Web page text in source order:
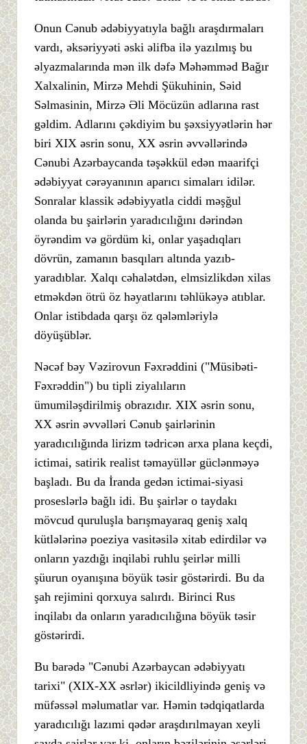
Onun Cənub ədəbiyyatıyla bağlı araşdırmaları
vardı, əksəriyyəti əski əlifba ilə yazılmış bu
əlyazmalarında mən ilk dəfə Məhəmməd Bağır
Xalxalinin, Mirzə Mehdi Şükuhinin, Səid
Səlmasinin, Mirzə Əli Möcüzün adlarına rast
gəldim. Adlarını çəkdiyim bu şəxsiyyətlərin hər
biri XIX əsrin sonu, XX əsrin əvvəllərində
Cənubi Azərbaycanda təşəkkül edən maarifçi
ədəbiyyat cərəyanının aparıcı simaları idilər.
Sonralar klassik ədəbiyyatla ciddi məşğul
olanda bu şairlərin yaradıcılığını dərindən
öyrəndim və gördüm ki, onlar yaşadıqları
dövrün, zamanın basqıları altında yazıb-
yaradıblar. Xalqı cəhalətdən, elmsizlikdən xilas
etməkdən ötrü öz həyatlarını təhlükəyə atıblar.
Onlar istibdada qarşı öz qələmləriylə
döyüşüblər.
Nəcəf bəy Vəzirovun Fəxrəddini ("Müsibəti-
Fəxrəddin") bu tipli ziyalıların
ümumiləşdirilmiş obrazıdır. XIX əsrin sonu,
XX əsrin əvvəlləri Cənub şairlərinin
yaradıcılığında lirizm tədricən arxa plana keçdi,
ictimai, satirik realist təmayüllər güclənməyə
başladı. Bu da İranda gedən ictimai-siyasi
proseslərlə bağlı idi. Bu şairlər o taydakı
mövcud quruluşla barışmayaraq geniş xalq
kütlələrinə poeziya vasitəsilə xitab edirdilər və
onların yazdığı inqilabi ruhlu şeirlər milli
şüurun oyanışına böyük təsir göstərirdi. Bu da
şah rejimini qorxuya salırdı. Birinci Rus
inqilabı da onların yaradıcılığına böyük təsir
göstərirdi.
Bu barədə "Cənubi Azərbaycan ədəbiyyatı
tarixi" (XIX-XX əsrlər) ikicildliyində geniş və
müfəssəl məlumatlar var. Həmin tədqiqatlarda
yaradıcılığı lazımi qədər araşdırılmayan xeyli